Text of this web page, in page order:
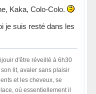
Kaka, Colo-Colo.
je suis resté dans les
d'être réveillé à 6h30
lit, avaler sans plaisir
et les cheveux, se
où essentiellement il